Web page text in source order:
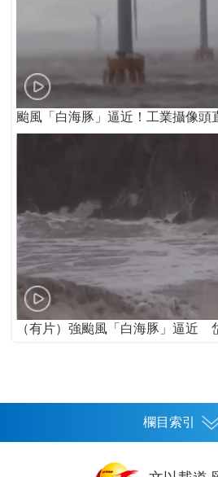
颱風「白海豚」逼近！工業攝像頭
（有片）強颱風「白海豚」逼近
欄目索引